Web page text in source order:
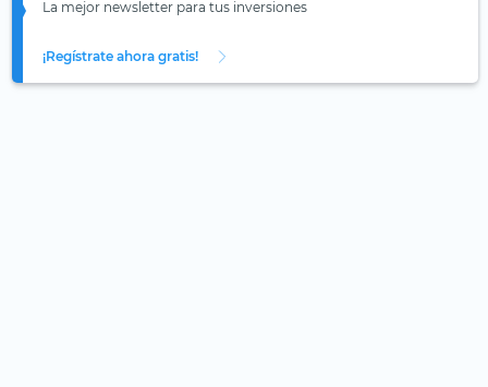
La mejor newsletter para tus inversiones
¡Regístrate ahora gratis!